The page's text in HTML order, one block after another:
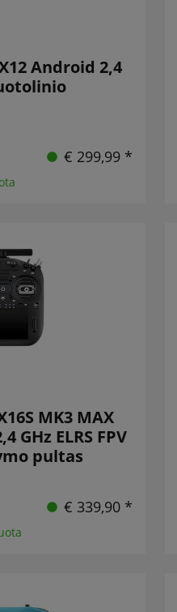
Android 2,4
€ 299,99 *
MK3 MAX
GHz ELRS FPV
pultas
€ 339,90 *